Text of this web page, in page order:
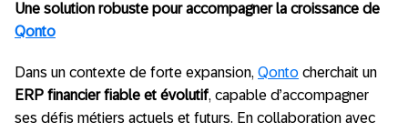
Une solution robuste pour accompagner la croissance de
Qonto
Dans un contexte de forte expansion, Qonto cherchait un
ERP financier fiable et évolutif, capable d’accompagner
ses défis métiers actuels et futurs. En collaboration avec